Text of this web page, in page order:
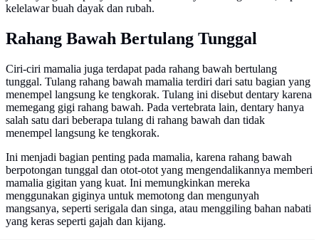
kelelawar buah dayak dan rubah.
Rahang Bawah Bertulang Tunggal
Ciri-ciri mamalia juga terdapat pada rahang bawah bertulang
tunggal. Tulang rahang bawah mamalia terdiri dari satu bagian yang
menempel langsung ke tengkorak. Tulang ini disebut dentary karena
memegang gigi rahang bawah. Pada vertebrata lain, dentary hanya
salah satu dari beberapa tulang di rahang bawah dan tidak
menempel langsung ke tengkorak.
Ini menjadi bagian penting pada mamalia, karena rahang bawah
berpotongan tunggal dan otot-otot yang mengendalikannya memberi
mamalia gigitan yang kuat. Ini memungkinkan mereka
menggunakan giginya untuk memotong dan mengunyah
mangsanya, seperti serigala dan singa, atau menggiling bahan nabati
yang keras seperti gajah dan kijang.